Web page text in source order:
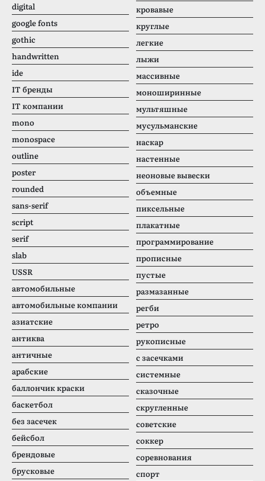
digital
google fonts
gothic
handwritten
ide
IT бренды
IT компании
mono
monospace
outline
poster
rounded
sans-serif
script
serif
slab
USSR
автомобильные
автомобильные компании
азиатские
антиква
античные
арабские
баллончик краски
баскетбол
без засечек
бейсбол
брендовые
брусковые
кровавые
круглые
легкие
лыжи
массивные
моноширинные
мультяшные
мусульманские
наскар
настенные
неоновые вывески
объемные
пиксельные
плакатные
программирование
прописные
пустые
размазанные
регби
ретро
рукописные
с засечками
системные
сказочные
скругленные
советские
соккер
соревнования
спорт